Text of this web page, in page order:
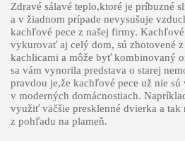
Zdravé sálavé teplo,ktoré je príbuzné
a v žiadnom prípade nevysušuje
kachľové pece z našej firmy.
vykurovať aj celý dom, sú zhotovené
kachlicami a môže byť kombinovaný
sa vám vynorila predstava o starej
pravdou je,že kachľové pece už nie
v moderných domácnostiach.
využiť väčšie presklenné dvierka a tak
z pohľadu na plameň.